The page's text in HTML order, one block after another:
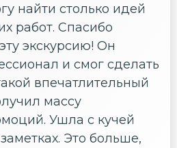
найти столько идей
работ. Спасибо
экскурсию! Он
и смог сделать
впечатлительный
массу
Ушла с кучей
Это больше,